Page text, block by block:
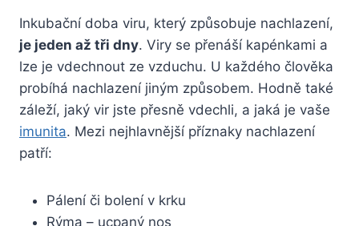
Inkubační doba viru, který způsobuje nachlazení,
je jeden až tři dny. Viry se přenáší kapénkami a
lze je vdechnout ze vzduchu. U každého člověka
probíhá nachlazení jiným způsobem. Hodně také
záleží, jaký vir jste přesně vdechli, a jaká je vaše
imunita. Mezi nejhlavnější příznaky nachlazení
patří:
Pálení či bolení v krku
Rýma – ucpaný nos